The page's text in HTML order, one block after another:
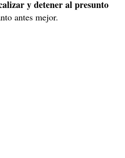
y detener al presunto
antes mejor.